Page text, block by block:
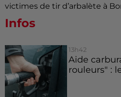
victimes de tir d’arbalète à
Infos
13h42
Aide
rouleurs" :